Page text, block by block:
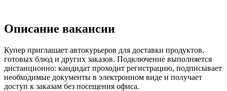
Описание вакансии
Купер приглашает автокурьеров для доставки продуктов,
готовых блюд и других заказов. Подключение выполняется
дистанционно: кандидат проходит регистрацию, подписывает
необходимые документы в электронном виде и получает
доступ к заказам без посещения офиса.